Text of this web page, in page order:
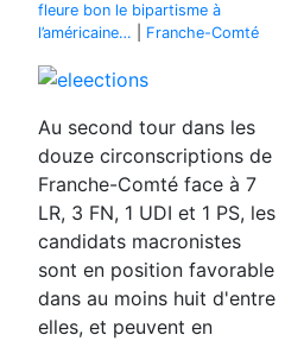
fleure bon le bipartisme à
l’américaine…
Franche-Comté
Au second tour dans les
douze circonscriptions de
Franche-Comté face à 7
LR, 3 FN, 1 UDI et 1 PS, les
candidats macronistes
sont en position favorable
dans au moins huit d'entre
elles, et peuvent en